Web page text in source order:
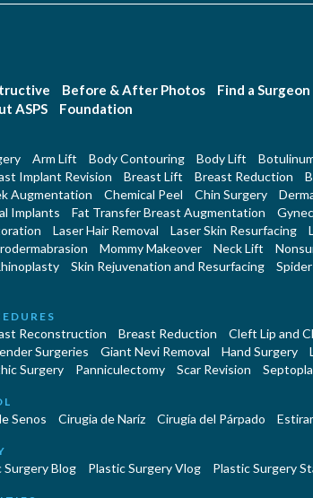
Before & After Photos Find a Surgeon
ASPS Foundation
Arm Lift Body Contouring Body Lift
Implant Revision Breast Lift Breast Reduction
Augmentation Chemical Peel Chin Surgery
Implants Fat Transfer Breast Augmentation
Laser Hair Removal Laser Skin Resurfacing
Mommy Makeover Neck Lift
Skin Rejuvenation and Resurfacing
Reconstruction Breast Reduction Cleft Lip and
Surgeries Giant Nevi Removal Hand Surgery
Surgery Panniculectomy Scar Revision
Senos Cirugia de Naríz Cirugía del Párpado
Surgery Blog Plastic Surgery Vlog Plastic Surgery